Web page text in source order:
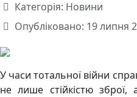
Категорія: Новини
Опубліковано: 19 липня
У часи тотальної війни
не лише стійкістю зброї,